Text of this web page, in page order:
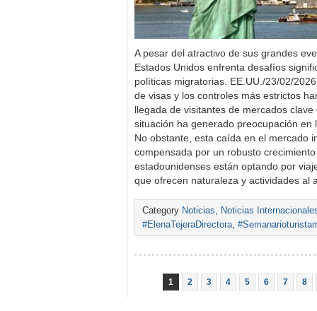
A pesar del atractivo de sus grandes
Estados Unidos enfrenta desafíos
políticas migratorias. EE.UU./23/02/
de visas y los controles más estrictos
llegada de visitantes de mercados
situación ha generado preocupación en
No obstante, esta caída en el mercado
compensada por un robusto
estadounidenses están optando por
que ofrecen naturaleza y actividades al
Category Noticias, Noticias
#ElenaTejeraDirectora,
1 2 3 4 5 6 7 8